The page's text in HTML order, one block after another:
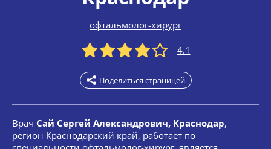
офтальмолог-хирург
4.1
Поделиться страницей
Врач Сай Сергей Александрович, Краснодар,
регион Краснодарский край, работает по